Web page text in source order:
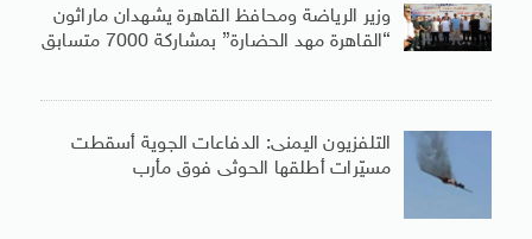
وزير الرياضة ومحافظ القاهرة يشهدان ماراثون
“القاهرة مهد الحضارة” بمشاركة 7000 متسابق
التلفزيون اليمنى: الدفاعات الجوية أسقطت
مسيّرات أطلقها الحوثى فوق مأرب